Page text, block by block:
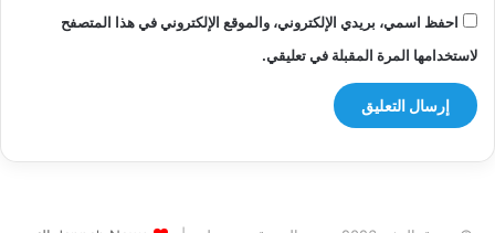
احفظ اسمي، بريدي الإلكتروني، والموقع الإلكتروني في هذا المتصفح
لاستخدامها المرة المقبلة في تعليقي.